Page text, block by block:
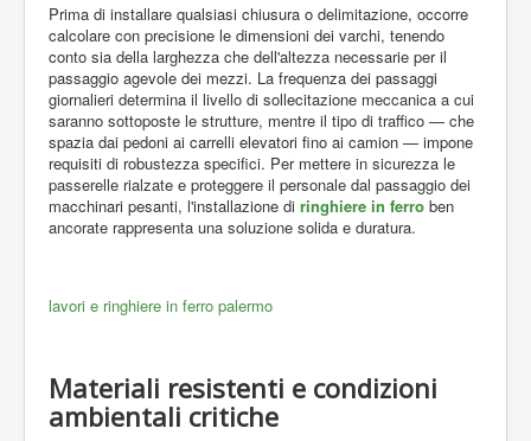
Prima di installare qualsiasi chiusura o delimitazione, occorre
calcolare con precisione le dimensioni dei varchi, tenendo
conto sia della larghezza che dell'altezza necessarie per il
passaggio agevole dei mezzi. La frequenza dei passaggi
giornalieri determina il livello di sollecitazione meccanica a cui
saranno sottoposte le strutture, mentre il tipo di traffico — che
spazia dai pedoni ai carrelli elevatori fino ai camion — impone
requisiti di robustezza specifici. Per mettere in sicurezza le
passerelle rialzate e proteggere il personale dal passaggio dei
macchinari pesanti, l'installazione di ringhiere in ferro ben
ancorate rappresenta una soluzione solida e duratura.
lavori e ringhiere in ferro palermo
Materiali resistenti e condizioni
ambientali critiche